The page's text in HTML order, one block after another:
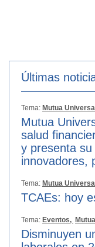
Últimas
Tema: Mutua Universal
Mutua
salud
y presenta
innovadores,
Tema: Mutua
TCAEs: hoy
Tema: Eventos,
Disminuyen